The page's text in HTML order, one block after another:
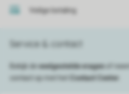
Veilige betaling
Service & contact
Bekijk de veelgestelde vragen
of neem
contact op met het
Contact Center